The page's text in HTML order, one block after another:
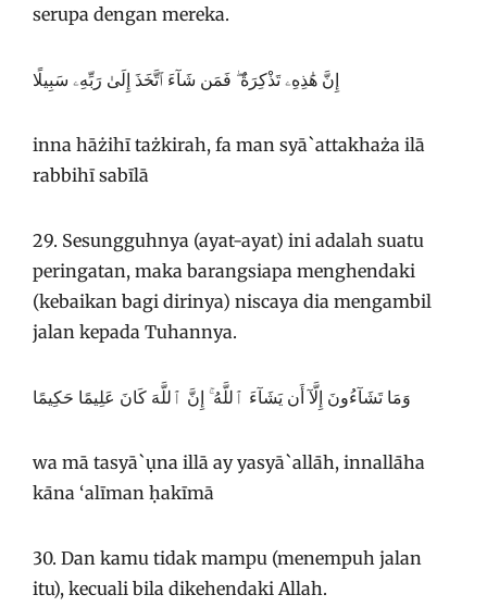
serupa dengan mereka.
إِنَّ هَٰذِهِۦ تَذْكِرَةٌ ۖ فَمَن شَآءَ ٱتَّخَذَ إِلَىٰ رَبِّهِۦ سَبِيلًا
inna hāżihī tażkirah, fa man syā`attakhaża ilā
rabbihī sabīlā
29. Sesungguhnya (ayat-ayat) ini adalah suatu
peringatan, maka barangsiapa menghendaki
(kebaikan bagi dirinya) niscaya dia mengambil
jalan kepada Tuhannya.
وَمَا تَشَآءُونَ إِلَّآ أَن يَشَآءَ ٱللَّهُ ۚ إِنَّ ٱللَّهَ كَانَ عَلِيمًا حَكِيمًا
wa mā tasyā`ụna illā ay yasyā`allāh, innallāha
kāna ‘alīman ḥakīmā
30. Dan kamu tidak mampu (menempuh jalan
itu), kecuali bila dikehendaki Allah.